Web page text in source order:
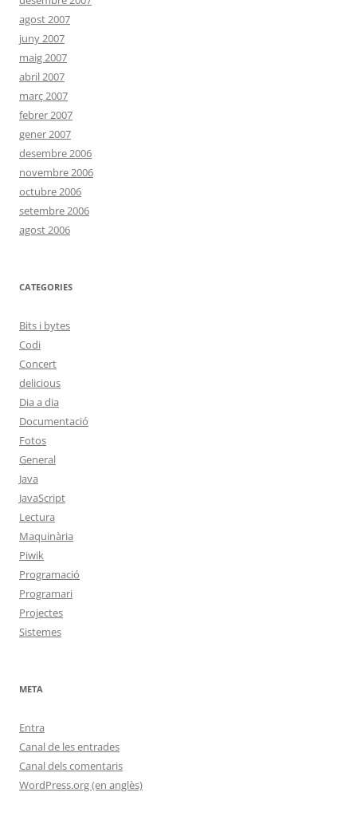
agost 2007
juny 2007
maig 2007
abril 2007
març 2007
febrer 2007
gener 2007
desembre 2006
novembre 2006
octubre 2006
setembre 2006
agost 2006
CATEGORIES
Bits i bytes
Codi
Concert
delicious
Dia a dia
Documentació
Fotos
General
Java
JavaScript
Lectura
Maquinària
Piwik
Programació
Programari
Projectes
Sistemes
META
Entra
Canal de les entrades
Canal dels comentaris
WordPress.org (en anglès)